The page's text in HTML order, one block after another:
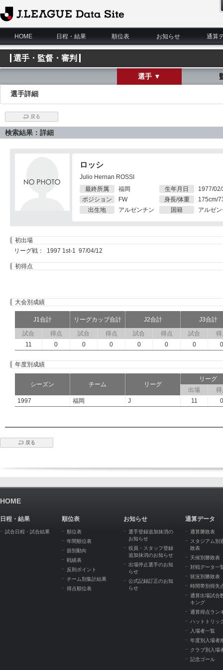
J.League Data Site
HOME
日程・結果 順位表 お知らせ 通算
選手・監督・審判
選手 ▼
選手詳細
戻る
検索結果：詳細
ロッシ
Julio Hernan ROSSI
最終所属
福岡
ポジション
FW
出生地
アルゼンチン
生年月日
1977/
身長/体重
175cm/
国籍
アルゼ
初出場
リーグ戦： 1997 1st-1 97/04/12
初得点
大会別成績
J1合計 リーグカップ合計 J2合計
J3合計
試合
得点 試合 得点 試合 得点 試合
得
11
0 0 0 0 0 0 0
年度別成績
シーズン チーム リーグ
リーグ
出場
得
1997
福岡 J 11 0
戻る
HOME
日程・結果
試合日程・試合結果
順位表
順位表
年間順位表
節別動向
戦績表
反則ポイント
チーム別集計結果
得点順位表
お知らせ
選手登録追加抹消の
お知らせ
役員・スタッフ登録
追加抹消のお知らせ
出場停止選手のお知
らせ
公式記録訂正のお知
らせ
通算データ
通算勝敗表
スタジアム別
敗表
天候別勝敗表
対戦データ一
状況別勝敗表
時間帯別得失
通算出場試合
キング
通算得点ラン
ハットトリッ
入場者一覧
年度別入場者
クラブ別入場
記念ゴール